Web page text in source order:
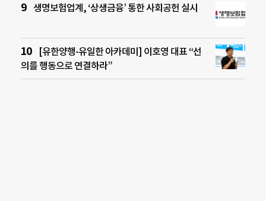
생명보험업계, ‘상생금융’ 통한 사회공헌 실시
[유한양행-유일한 아카데미] 이호영 대표 “선
의를 행동으로 연결하라”